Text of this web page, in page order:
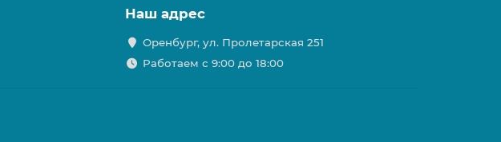
Наш адрес
Оренбург, ул. Пролетарская 251
Работаем с 9:00 до 18:00